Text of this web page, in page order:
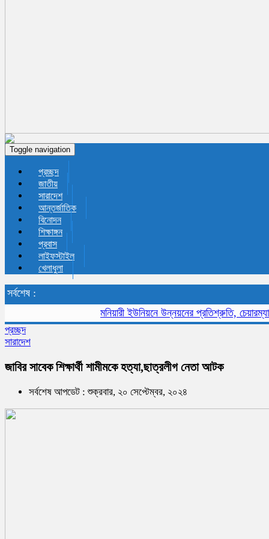
Toggle navigation
প্রচ্ছদ
জাতীয়
সারাদেশ
আন্তর্জাতিক
বিনোদন
শিক্ষাঙ্গন
প্রবাস
লাইফস্টাইল
খেলাধুলা
সর্বশেষ :
মনিয়ারী ইউনিয়নে উন্নয়নের প্রতিশ্রুতি, চেয়ারম্যান
প্রচ্ছদ
সারাদেশ
জাবির সাবেক শিক্ষার্থী শামীমকে হত্যা,ছাত্রলীগ নেতা আটক
সর্বশেষ আপডেট : শুক্রবার, ২০ সেপ্টেম্বর, ২০২৪